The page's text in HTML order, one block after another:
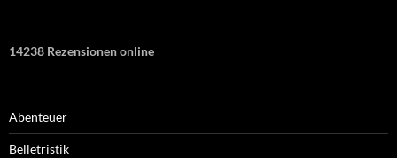
14238 Rezensionen online
Abenteuer
Belletristik